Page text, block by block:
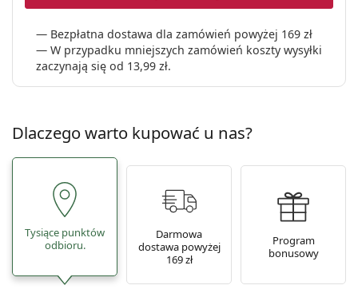
Bezpłatna dostawa dla zamówień powyżej 169 zł
W przypadku mniejszych zamówień koszty wysyłki
zaczynają się od 13,99 zł.
Dlaczego warto kupować u nas?
Tysiące punktów
odbioru.
Darmowa
dostawa powyżej
169 zł
Program
bonusowy